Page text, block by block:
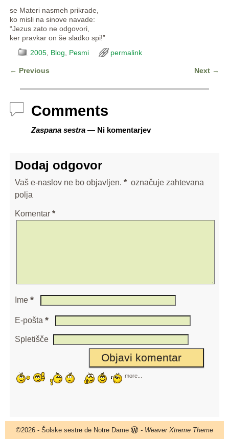
se Materi nasmeh prikrade,
ko misli na sinove navade:
“Jezus zato ne odgovori,
ker pravkar on še sladko spi!”
2005, Blog Pesmi permalink
← Previous Next →
Comments
Zaspana sestra— Ni komentarjev
Dodaj odgovor
Vaš e-naslov ne bo objavljen. * označuje zahtevana
polja
Komentar *
Ime *
E-pošta *
Spletišče
more...
©2026 - Šolske sestre de Notre Dame - Weaver Xtreme Theme